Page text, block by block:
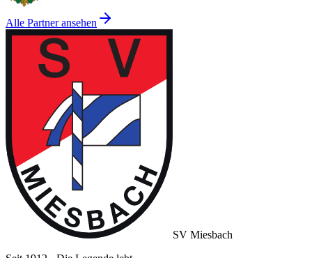
Alle Partner ansehen
SV Miesbach